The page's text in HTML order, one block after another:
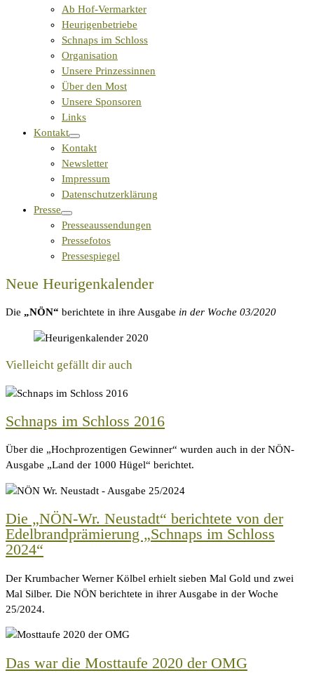
Ab Hof-Vermarkter
Heurigenbetriebe
Schnaps im Schloss
Organisation
Unsere Prinzessinnen
Über den Most
Unsere Sponsoren
Links
Kontakt
Kontakt
Newsletter
Impressum
Datenschutzerklärung
Presse
Presseaussendungen
Pressefotos
Pressespiegel
Neue Heurigenkalender
Die „NÖN“ berichtete in ihre Ausgabe in der Woche 03/2020
Vielleicht gefällt dir auch
Schnaps im Schloss 2016
Über die „Hochprozentigen Gewinner“ wurden auch in der NÖN-
Ausgabe „Land der 1000 Hügel“ berichtet.
Die „NÖN-Wr. Neustadt“ berichtete von der
Edelbrandprämierung „Schnaps im Schloss
2024“
Der Krumbacher Werner Kölbel erhielt sieben Mal Gold und zwei
Mal Silber. Die NÖN berichtete in ihrer Ausgabe in der Woche
25/2024.
Das war die Mosttaufe 2020 der OMG